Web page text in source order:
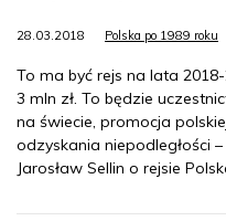
28.03.2018 Polska po 1989 roku
To ma być rejs na lata
3 mln zł. To będzie
na świecie, promocja
odzyskania niepodległości
Jarosław Sellin o rejsie